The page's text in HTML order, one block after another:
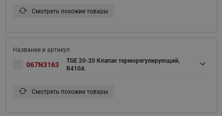
Смотреть похожие товары
067N3163
TGE 20-20 Клапан терморегулирующий,
R410A
Смотреть похожие товары